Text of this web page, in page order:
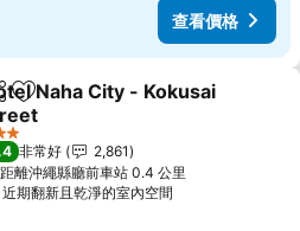
查看價格
加入我的最愛
Naha City - Kokusai
級
非常好
2,861
距離沖繩縣廳前車站 0.4 公里
近期翻新且乾淨的室內空間